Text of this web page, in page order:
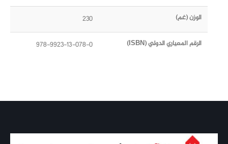
الوزن (غم) 230
الرقم المعياري الدولي (ISBN) 978-9923-13-078-0